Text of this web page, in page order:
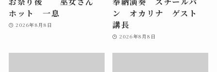
ホット 一息
2026年8月8日
ン オカリナ ゲスト
講長
2026年8月8日